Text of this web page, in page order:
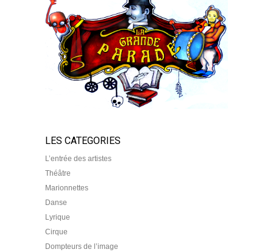
LES CATEGORIES
L’entrée des artistes
Théâtre
Marionnettes
Danse
Lyrique
Cirque
Dompteurs de l’image